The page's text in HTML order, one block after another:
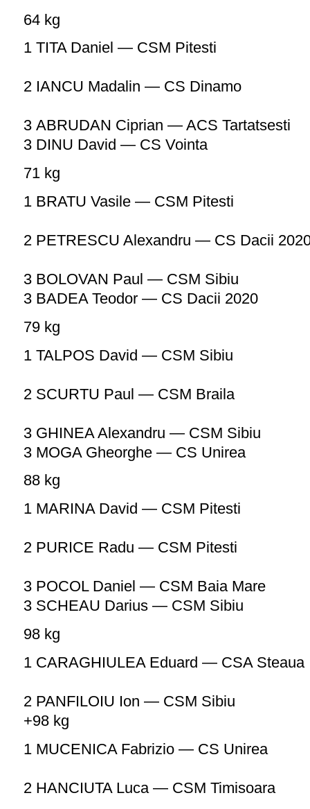
64 kg
1 TITA Daniel — CSM Pitesti
2 IANCU Madalin — CS Dinamo
3 ABRUDAN Ciprian — ACS Tartatsesti
3 DINU David — CS Vointa
71 kg
1 BRATU Vasile — CSM Pitesti
2 PETRESCU Alexandru — CS Dacii
3 BOLOVAN Paul — CSM Sibiu
3 BADEA Teodor — CS Dacii 2020
79 kg
1 TALPOS David — CSM Sibiu
2 SCURTU Paul — CSM Braila
3 GHINEA Alexandru — CSM Sibiu
3 MOGA Gheorghe — CS Unirea
88 kg
1 MARINA David — CSM Pitesti
2 PURICE Radu — CSM Pitesti
3 POCOL Daniel — CSM Baia Mare
3 SCHEAU Darius — CSM Sibiu
98 kg
1 CARAGHIULEA Eduard — CSA Steaua
2 PANFILOIU Ion — CSM Sibiu
+98 kg
1 MUCENICA Fabrizio — CS Unirea
2 HANCIUTA Luca — CSM Timisoara